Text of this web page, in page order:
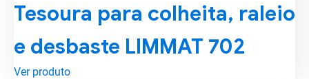
Tesoura para colheita, raleio
e desbaste LIMMAT 702
Ver produto